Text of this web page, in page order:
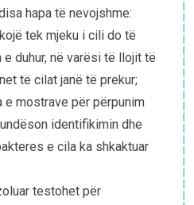
hapa të nevojshme:
tek mjeku i cili do të
duhur, në varësi të llojit të
të cilat janë të prekur;
e mostrave për përpunim
identifikimin dhe
e cila ka shkaktuar
testohet për